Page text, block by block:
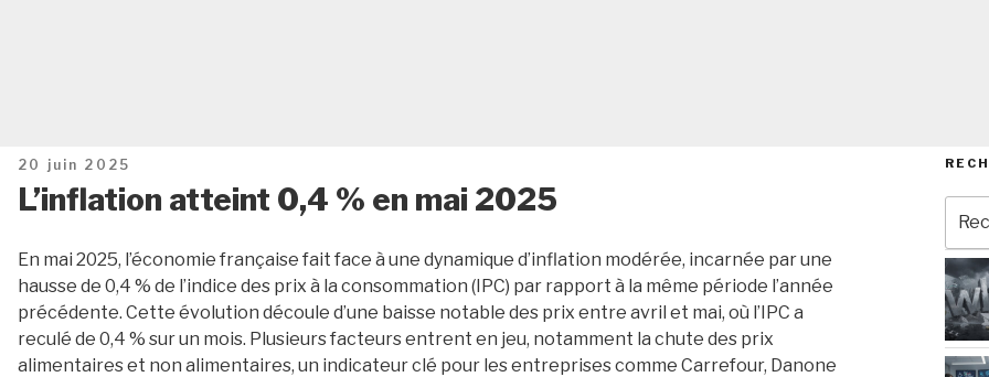
Publié
le
20 juin 2025
L’inflation atteint 0,4 % en mai 2025
En mai 2025, l’économie française fait face à une dynamique d’inflation modérée, incarnée par une
hausse de 0,4 % de l’indice des prix à la consommation (IPC) par rapport à la même période l’année
précédente. Cette évolution découle d’une baisse notable des prix entre avril et mai, où l’IPC a
reculé de 0,4 % sur un mois. Plusieurs facteurs entrent en jeu, notamment la chute des prix
alimentaires et non alimentaires, un indicateur clé pour les entreprises comme Carrefour, Danone
pour
: